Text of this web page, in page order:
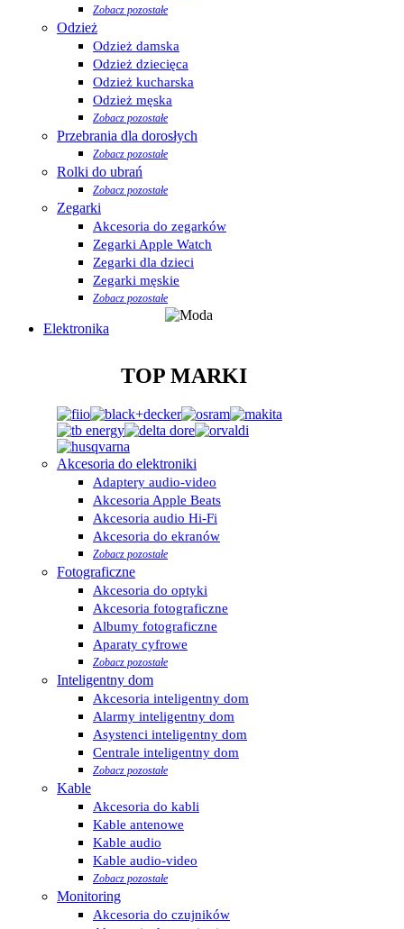
Zobacz pozostałe
Odzież
Odzież damska
Odzież dziecięca
Odzież kucharska
Odzież męska
Zobacz pozostałe
Przebrania dla dorosłych
Zobacz pozostałe
Rolki do ubrań
Zobacz pozostałe
Zegarki
Akcesoria do zegarków
Zegarki Apple Watch
Zegarki dla dzieci
Zegarki męskie
Zobacz pozostałe
Elektronika
TOP MARKI
Akcesoria do elektroniki
Adaptery audio-video
Akcesoria Apple Beats
Akcesoria audio Hi-Fi
Akcesoria do ekranów
Zobacz pozostałe
Fotograficzne
Akcesoria do optyki
Akcesoria fotograficzne
Albumy fotograficzne
Aparaty cyfrowe
Zobacz pozostałe
Inteligentny dom
Akcesoria inteligentny dom
Alarmy inteligentny dom
Asystenci inteligentny dom
Centrale inteligentny dom
Zobacz pozostałe
Kable
Akcesoria do kabli
Kable antenowe
Kable audio
Kable audio-video
Zobacz pozostałe
Monitoring
Akcesoria do czujników